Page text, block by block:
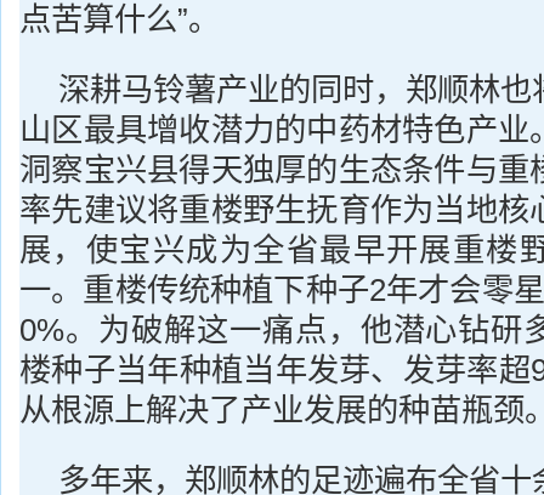
点苦算什么”。
深耕马铃薯产业的同时，郑顺林
山区最具增收潜力的中药材特色产业
洞察宝兴县得天独厚的生态条件与重
率先建议将重楼野生抚育作为当地核
展，使宝兴成为全省最早开展重楼
一。重楼传统种植下种子2年才会零
0%。为破解这一痛点，他潜心钻研
楼种子当年种植当年发芽、发芽率超
从根源上解决了产业发展的种苗瓶颈
多年来，郑顺林的足迹遍布全省